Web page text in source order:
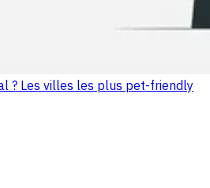
? Les villes les plus pet-friendly